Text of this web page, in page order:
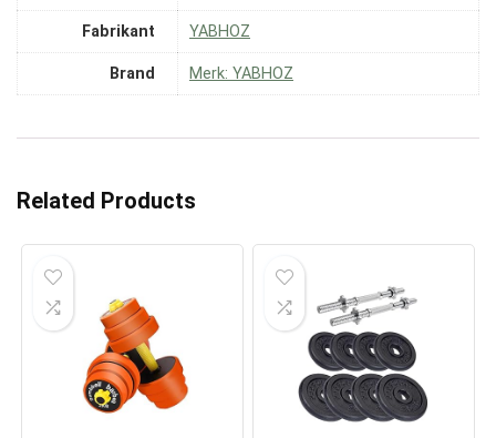
Fabrikant ‎YABHOZ
Brand Merk: YABHOZ
Related Products